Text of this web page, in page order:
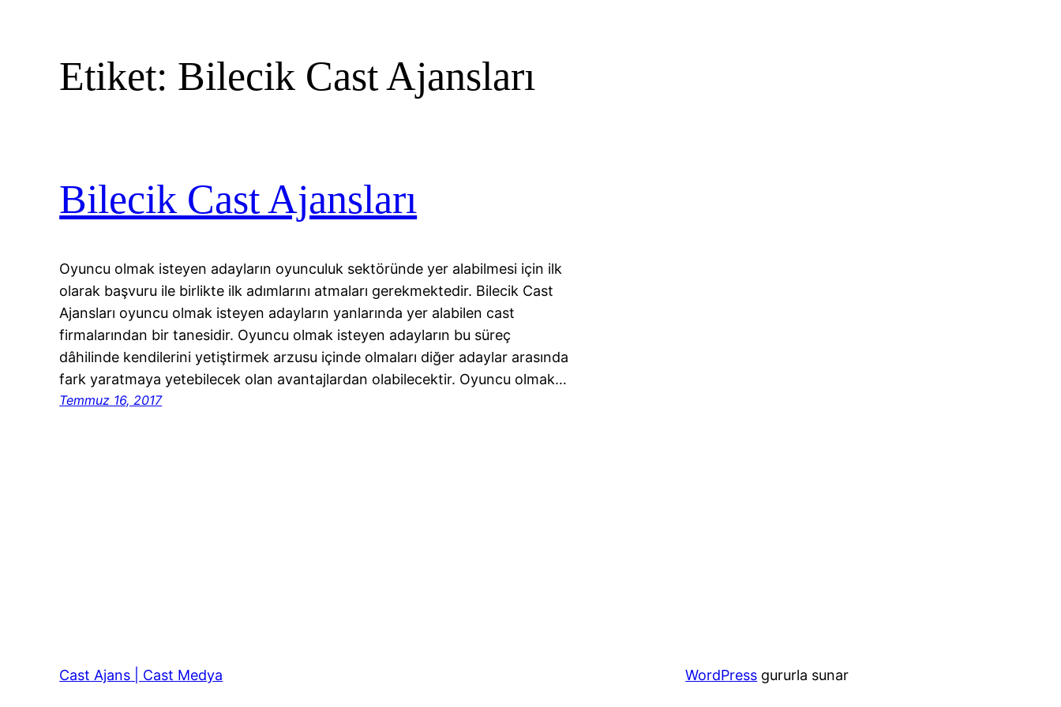
Etiket: Bilecik Cast Ajansları
Bilecik Cast Ajansları
Oyuncu olmak isteyen adayların oyunculuk sektöründe yer alabilmesi için ilk
olarak başvuru ile birlikte ilk adımlarını atmaları gerekmektedir. Bilecik Cast
Ajansları oyuncu olmak isteyen adayların yanlarında yer alabilen cast
firmalarından bir tanesidir. Oyuncu olmak isteyen adayların bu süreç
dâhilinde kendilerini yetiştirmek arzusu içinde olmaları diğer adaylar arasında
fark yaratmaya yetebilecek olan avantajlardan olabilecektir. Oyuncu olmak…
Temmuz 16, 2017
Cast Ajans | Cast Medya WordPress gururla sunar